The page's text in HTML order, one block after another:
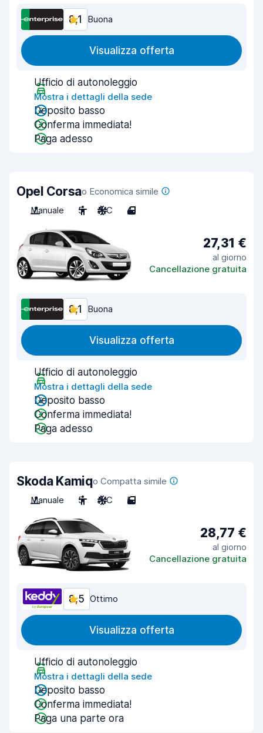
8,1 Buona
Visualizza offerta
Ufficio di autonoleggio
Mostra i dettagli della sede
Deposito basso
Conferma immediata!
Paga adesso
Opel Corsao Economica simile
Manuale
5 A/C 4
27,31 €
al giorno
Cancellazione gratuita
8,1 Buona
Visualizza offerta
Ufficio di autonoleggio
Mostra i dettagli della sede
Deposito basso
Conferma immediata!
Paga adesso
Skoda Kamiqo Compatta simile
Manuale
5 A/C 5
28,77 €
al giorno
Cancellazione gratuita
8,5 Ottimo
Visualizza offerta
Ufficio di autonoleggio
Mostra i dettagli della sede
Deposito basso
Conferma immediata!
Paga una parte ora